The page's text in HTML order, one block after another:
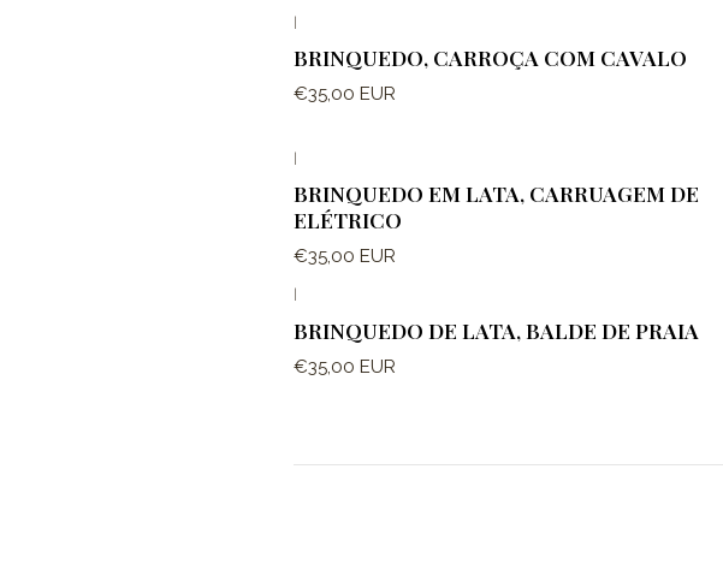
|
BRINQUEDO, CARROÇA COM CAVALO
€35,00 EUR
BRINQUEDO EM LATA, CARRUAGEM DE
ELÉTRICO
€35,00 EUR
BRINQUEDO DE LATA, BALDE DE PRAIA
€35,00 EUR